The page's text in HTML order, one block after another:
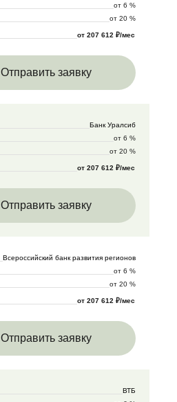
от 6 %
от 20 %
от 207 612 ₽/мес
Отправить заявку
Банк Уралсиб
от 6 %
от 20 %
от 207 612 ₽/мес
Отправить заявку
Всероссийский банк развития регионов
от 6 %
от 20 %
от 207 612 ₽/мес
Отправить заявку
ВТБ